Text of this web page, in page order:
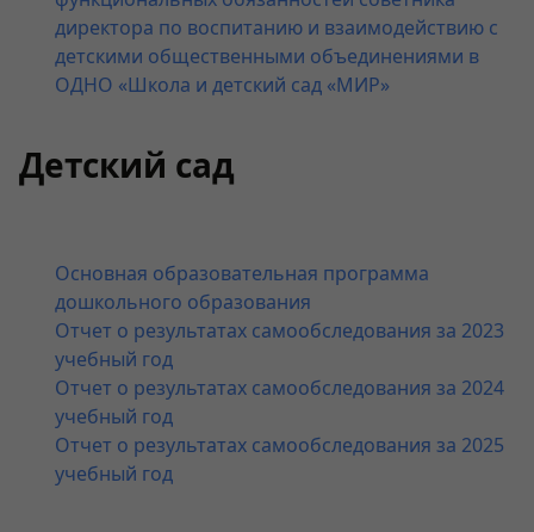
директора по воспитанию и взаимодействию с
детскими общественными объединениями в
ОДНО «Школа и детский сад «МИР»
Детский сад
Основная образовательная программа
дошкольного образования
Отчет о результатах самообследования за 2023
учебный год
Отчет о результатах самообследования за 2024
учебный год
Отчет о результатах самообследования за 2025
учебный год